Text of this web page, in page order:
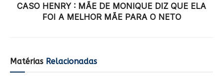
CASO HENRY : MÃE DE MONIQUE DIZ QUE ELA
FOI A MELHOR MÃE PARA O NETO
Matérias Relacionadas